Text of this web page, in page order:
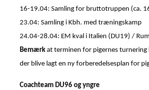
16-19.04: Samling for bruttotruppen (ca.
23.04: Samling i Kbh. med træningskamp
24.04-28.04: EM kval i Italien (DU19) /
Bemærk at terminen for pigernes
der blive lagt en ny forberedelsesplan for
Coachteam DU96 og yngre